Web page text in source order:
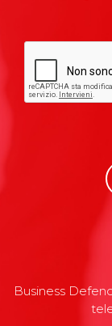
Business